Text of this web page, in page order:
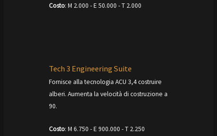
Costo: M 2.000 - E 50.000 - T 2.000
Tech 3 Engineering Suite
Fornisce alla tecnologia ACU 3,4 costruire
alberi. Aumenta la velocità di costruzione a
90.
Costo: M 6.750 - E 900.000 - T 2.250